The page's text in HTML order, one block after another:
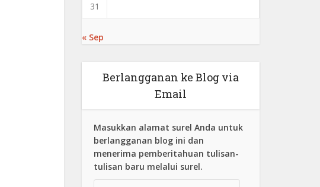
31
« Sep
Berlangganan ke Blog via
Email
Masukkan alamat surel Anda untuk
berlangganan blog ini dan
menerima pemberitahuan tulisan-
tulisan baru melalui surel.